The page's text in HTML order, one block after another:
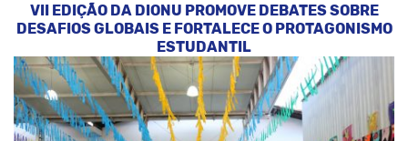
VII EDIÇÃO DA DIONU PROMOVE DEBATES SOBRE
DESAFIOS GLOBAIS E FORTALECE O PROTAGONISMO
ESTUDANTIL